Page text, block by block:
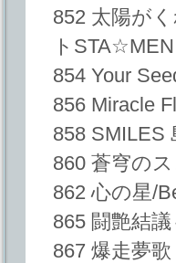
852 太陽が
トSTA☆MEN
854 Your
856 Miracle
858 SMILES
860 蒼穹の
862 心の星/
865 闘艶結
867 爆走夢